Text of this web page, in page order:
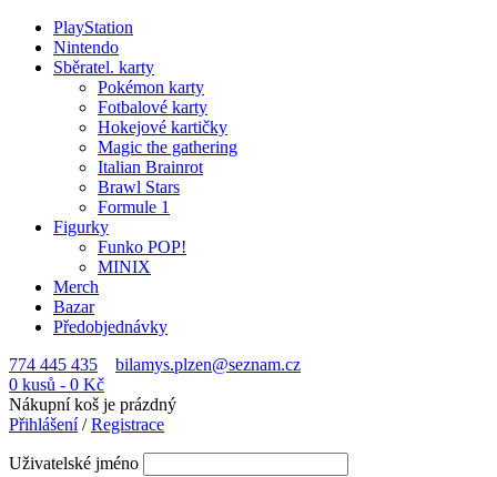
PlayStation
Nintendo
Sběratel. karty
Pokémon karty
Fotbalové karty
Hokejové kartičky
Magic the gathering
Italian Brainrot
Brawl Stars
Formule 1
Figurky
Funko POP!
MINIX
Merch
Bazar
Předobjednávky
774 445 435
bilamys.plzen@seznam.cz
0 kusů - 0 Kč
Nákupní koš je prázdný
Přihlášení/Registrace
Uživatelské jméno